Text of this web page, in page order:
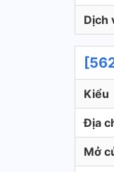
Dịch
Kiểu
Địa
Mở